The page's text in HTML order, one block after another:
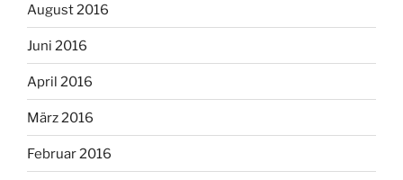
August 2016
Juni 2016
April 2016
März 2016
Februar 2016